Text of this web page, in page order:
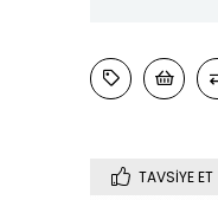
TAVSIYE ET